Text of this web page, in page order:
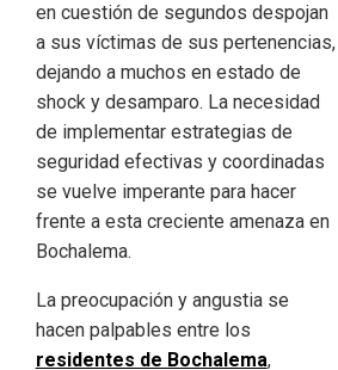
en cuestión de segundos despojan
a sus víctimas de sus pertenencias,
dejando a muchos en estado de
shock y desamparo. La necesidad
de implementar estrategias de
seguridad efectivas y coordinadas
se vuelve imperante para hacer
frente a esta creciente amenaza en
Bochalema.
La preocupación y angustia se
hacen palpables entre los
residentes de Bochalema,